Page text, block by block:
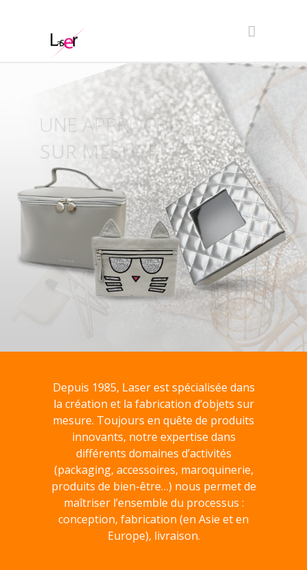
COMPETENCES
UNISSONS NOS
Depuis 1985, Laser est spécialisée dans
la création et la fabrication d’objets sur
mesure. Toujours en quête de produits
innovants, notre expertise dans
différents domaines d’activités
(packaging, accessoires, maroquinerie,
produits de bien-être…) nous permet de
maîtriser l’ensemble du processus :
conception, fabrication (en Asie et en
Europe), livraison.